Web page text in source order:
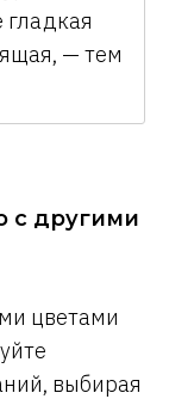
— тем
с другими
цветами
выбирая